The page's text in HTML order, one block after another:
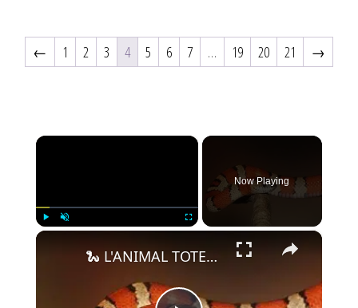
← 1 2 3 4 5 6 7 … 19 20 21 →
×
Now Playing
×
🐍 L'ANIMAL TOTEM SERPENT : tout savoir !